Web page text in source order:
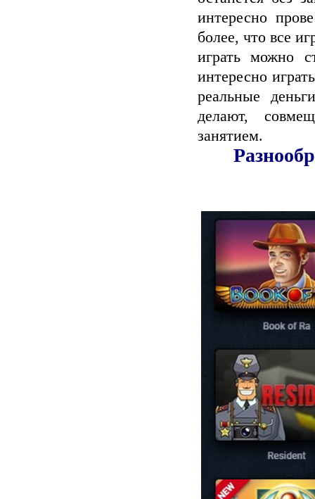
интересно
более, что все
играть можно
интересно
реальные
делают,
занятием.